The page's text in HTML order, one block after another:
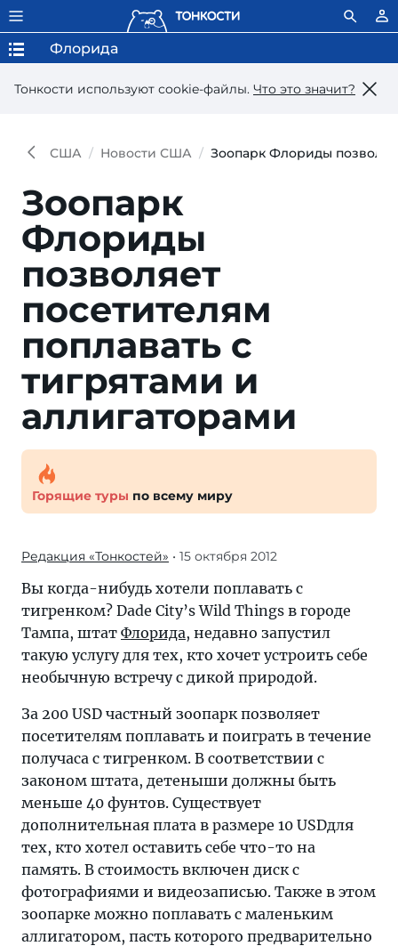
Тонкости используют сookie-файлы. Что это значит?
Флорида
США Новости США Зоопарк Флориды
Зоопарк
Флориды
позволяет
посетителям
поплавать с
тигрятами и
аллигаторами
Горящие туры по всему миру
Редакция «Тонкостей» • 15 октября 2012
Вы когда-нибудь хотели поплавать с
тигренком? Dade City’s Wild Things в городе
Тампа, штат Флорида, недавно запустил
такую услугу для тех, кто хочет устроить себе
необычную встречу с дикой природой.
За 200 USD частный зоопарк позволяет
посетителям поплавать и поиграть в течение
получаса с тигренком. В соответствии с
законом штата, детеныши должны быть
меньше 40 фунтов. Существует
дополнительная плата в размере 10 USDдля
тех, кто хотел оставить себе что-то на
память. В стоимость включен диск с
фотографиями и видеозаписью. Также в этом
зоопарке можно поплавать с маленьким
аллигатором, пасть которого предварительно